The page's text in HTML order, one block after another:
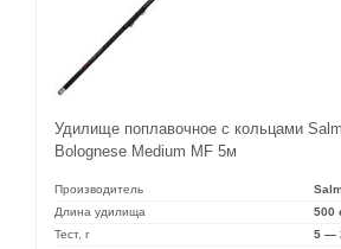
Удилище поплавочное с кольцами
Bolognese Medium MF 5м
Производитель
Длина удилища
500
Тест, г
5 —